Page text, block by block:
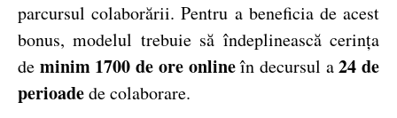
parcursul colaborării. Pentru a beneficia de acest
bonus, modelul trebuie să îndeplinească cerința
de minim 1700 de ore onlineîn decursul a24 de
perioadede colaborare.